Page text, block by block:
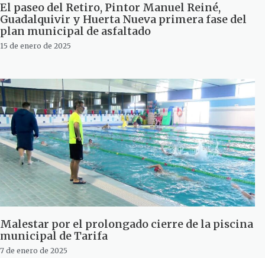
El paseo del Retiro, Pintor Manuel Reiné,
Guadalquivir y Huerta Nueva primera fase del
plan municipal de asfaltado
15 de enero de 2025
Malestar por el prolongado cierre de la piscina
municipal de Tarifa
7 de enero de 2025